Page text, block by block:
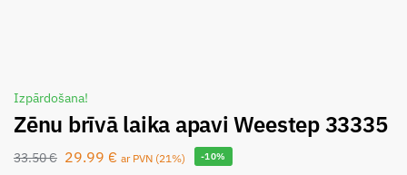
Izpārdošana!
Zēnu brīvā laika apavi Weestep 33335
33.50€ 29.99 € ar PVN (21%) -10%